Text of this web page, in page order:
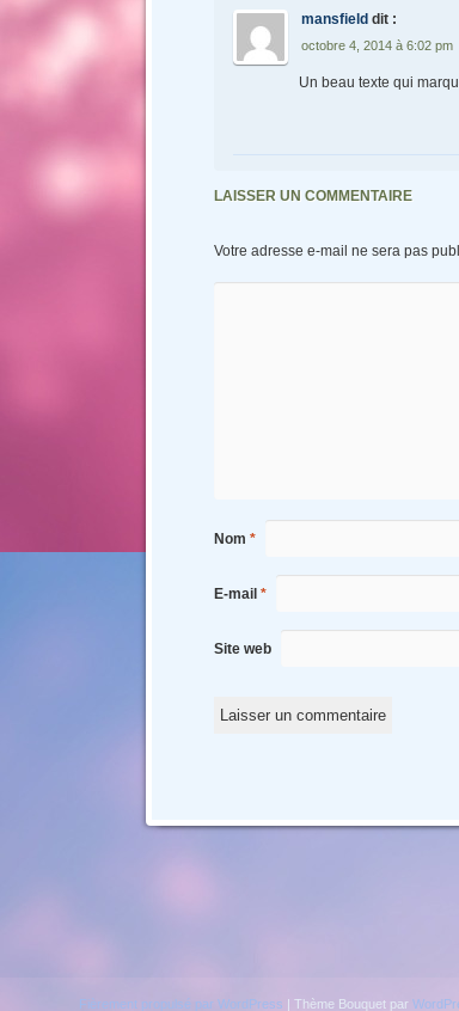
mansfield dit :
octobre 4, 2014 à 6:02 pm
Un beau texte qui
LAISSER UN COMMENTAIRE
Votre adresse e-mail ne sera pas
Nom *
E-mail *
Site web
Fièrement propulsé par WordPress | Thème Bouquet par